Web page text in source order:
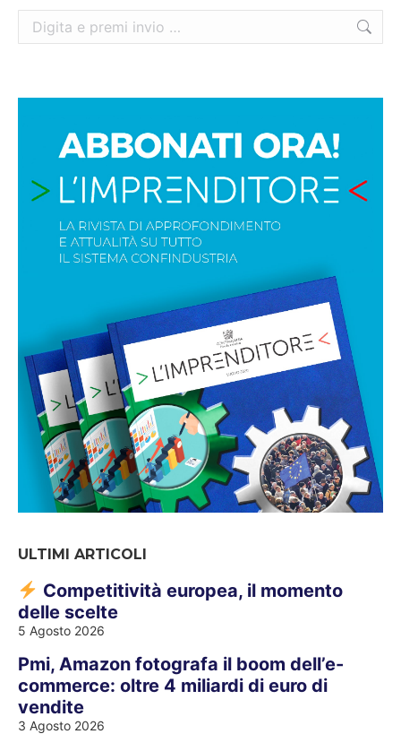
Cerca:
ULTIMI ARTICOLI
Competitività europea, il momento
delle scelte
5 Agosto 2026
Pmi, Amazon fotografa il boom dell’e-
commerce: oltre 4 miliardi di euro di
vendite
3 Agosto 2026